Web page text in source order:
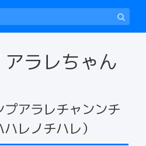
ラレちゃん
プアラレチャンンチ
レノチハレ）